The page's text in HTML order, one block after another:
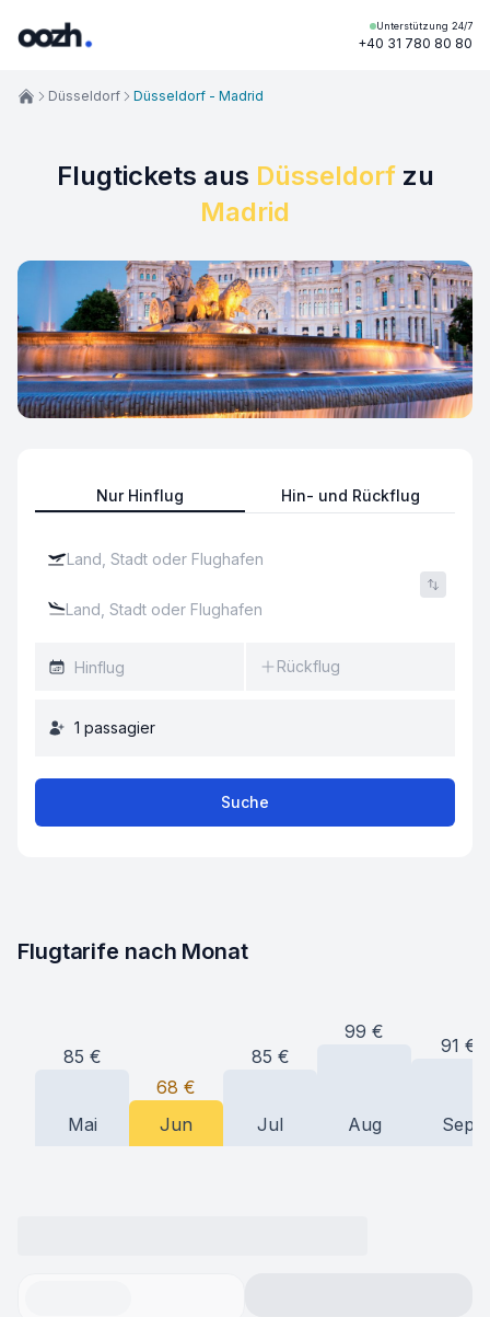
Unterstützung 24/7
+40 31 780 80 80
Flugtickets aus Düsseldorfzu
Madrid
Nur Hinflug Hin- und Rückflug
Rückflug
1 passagier
Suche
Düsseldorf Düsseldorf - Madrid
Flugtarife nach Monat
85 €
Mai
68 €
Jun
85 €
Jul
99 €
Aug
91 €
Sep